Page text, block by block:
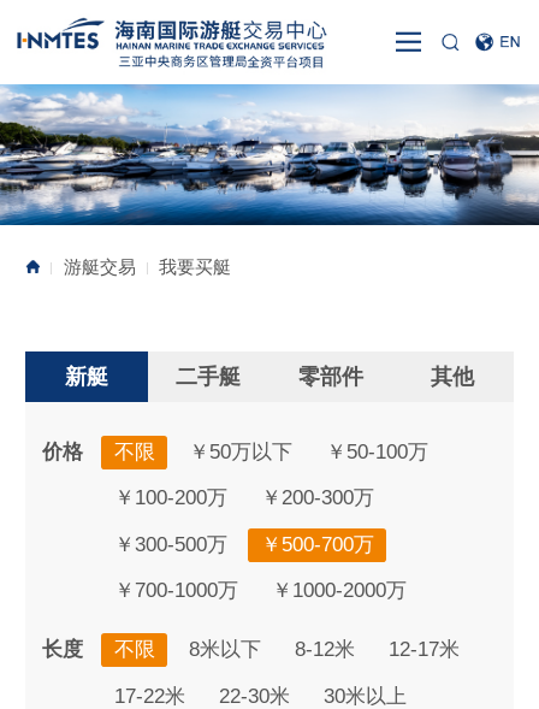
| 游艇交易 | 我要买艇
新艇 二手艇 零部件 其他
价格 不限 ￥50万以下 ￥50-100万
￥100-200万 ￥200-300万
￥300-500万 ￥500-700万
￥700-1000万 ￥1000-2000万
长度 不限 8米以下 8-12米 12-17米
17-22米 22-30米 30米以上